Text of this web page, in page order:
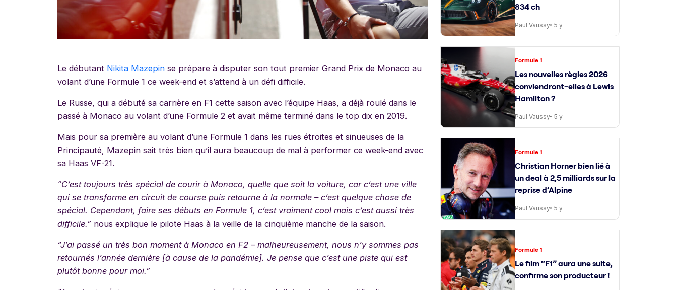
Le débutant Nikita Mazepin se prépare à disputer son tout premier Grand Prix de Monaco au
volant d’une Formule 1 ce week-end et s’attend à un défi difficile.
Le Russe, qui a débuté sa carrière en F1 cette saison avec l’équipe Haas, a déjà roulé dans le
passé à Monaco au volant d’une Formule 2 et avait même terminé dans le top dix en 2019.
Mais pour sa première au volant d’une Formule 1 dans les rues étroites et sinueuses de la
Principauté, Mazepin sait très bien qu’il aura beaucoup de mal à performer ce week-end avec
sa Haas VF-21.
“C’est toujours très spécial de courir à Monaco, quelle que soit la voiture, car c’est une ville
qui se transforme en circuit de course puis retourne à la normale – c’est quelque chose de
spécial. Cependant, faire ses débuts en Formule 1, c’est vraiment cool mais c’est aussi très
difficile.” nous explique le pilote Haas à la veille de la cinquième manche de la saison.
“J’ai passé un très bon moment à Monaco en F2 – malheureusement, nous n’y sommes pas
retournés l’année dernière [à cause de la pandémie]. Je pense que c’est une piste qui est
plutôt bonne pour moi.”
834 ch
Paul Vaussy 5 y
Formule 1
Les nouvelles règles 2026
conviendront-elles à Lewis
Hamilton ?
Paul Vaussy 5 y
Formule 1
Christian Horner bien lié à
un deal à 2,5 milliards sur la
reprise d’Alpine
Paul Vaussy 5 y
Formule 1
Le film “F1” aura une suite,
confirme son producteur !